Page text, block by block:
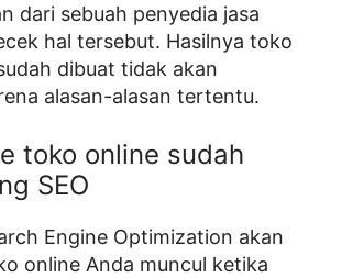
dari sebuah penyedia jasa
hal tersebut. Hasilnya toko
dibuat tidak akan
alasan-alasan tertentu.
toko online sudah
SEO
Engine Optimization akan
online Anda muncul ketika